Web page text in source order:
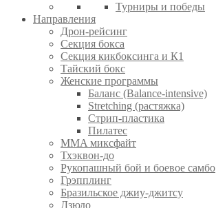
Турниры и победы
Направления
Дрон-рейсинг
Секция бокса
Секция кикбоксинга и К1
Тайский бокс
Женские программы
Баланс (Balance-intensive)
Stretching (растяжка)
Стрип-пластика
Пилатес
MMA миксфайт
Тхэквон-до
Рукопашный бой и боевое самбо
Грэпплинг
Бразильское джиу-джитсу
Дзюдо